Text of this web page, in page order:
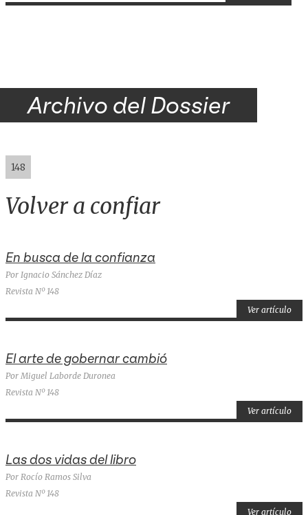
Archivo del Dossier
148
Volver a confiar
En busca de la confianza
Por Ignacio Sánchez Díaz
Revista Nº 148
Ver artículo
El arte de gobernar cambió
Por Miguel Laborde Duronea
Revista Nº 148
Ver artículo
Las dos vidas del libro
Por Rocío Ramos Silva
Revista Nº 148
Ver artículo